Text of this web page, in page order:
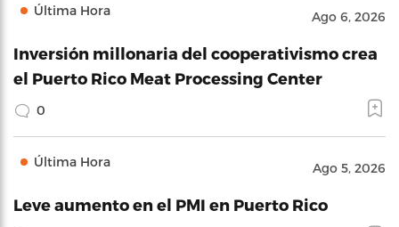
Última Hora Ago 6, 2026
Inversión millonaria del cooperativismo crea
el Puerto Rico Meat Processing Center
0
Última Hora Ago 5, 2026
Leve aumento en el PMI en Puerto Rico